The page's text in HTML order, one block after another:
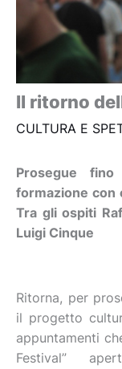
Il ritorno
CULTURA E
Prosegue
formazione con
Tra gli ospiti
Luigi Cinque
Ritorna, per
il progetto
appuntamenti
Festival”